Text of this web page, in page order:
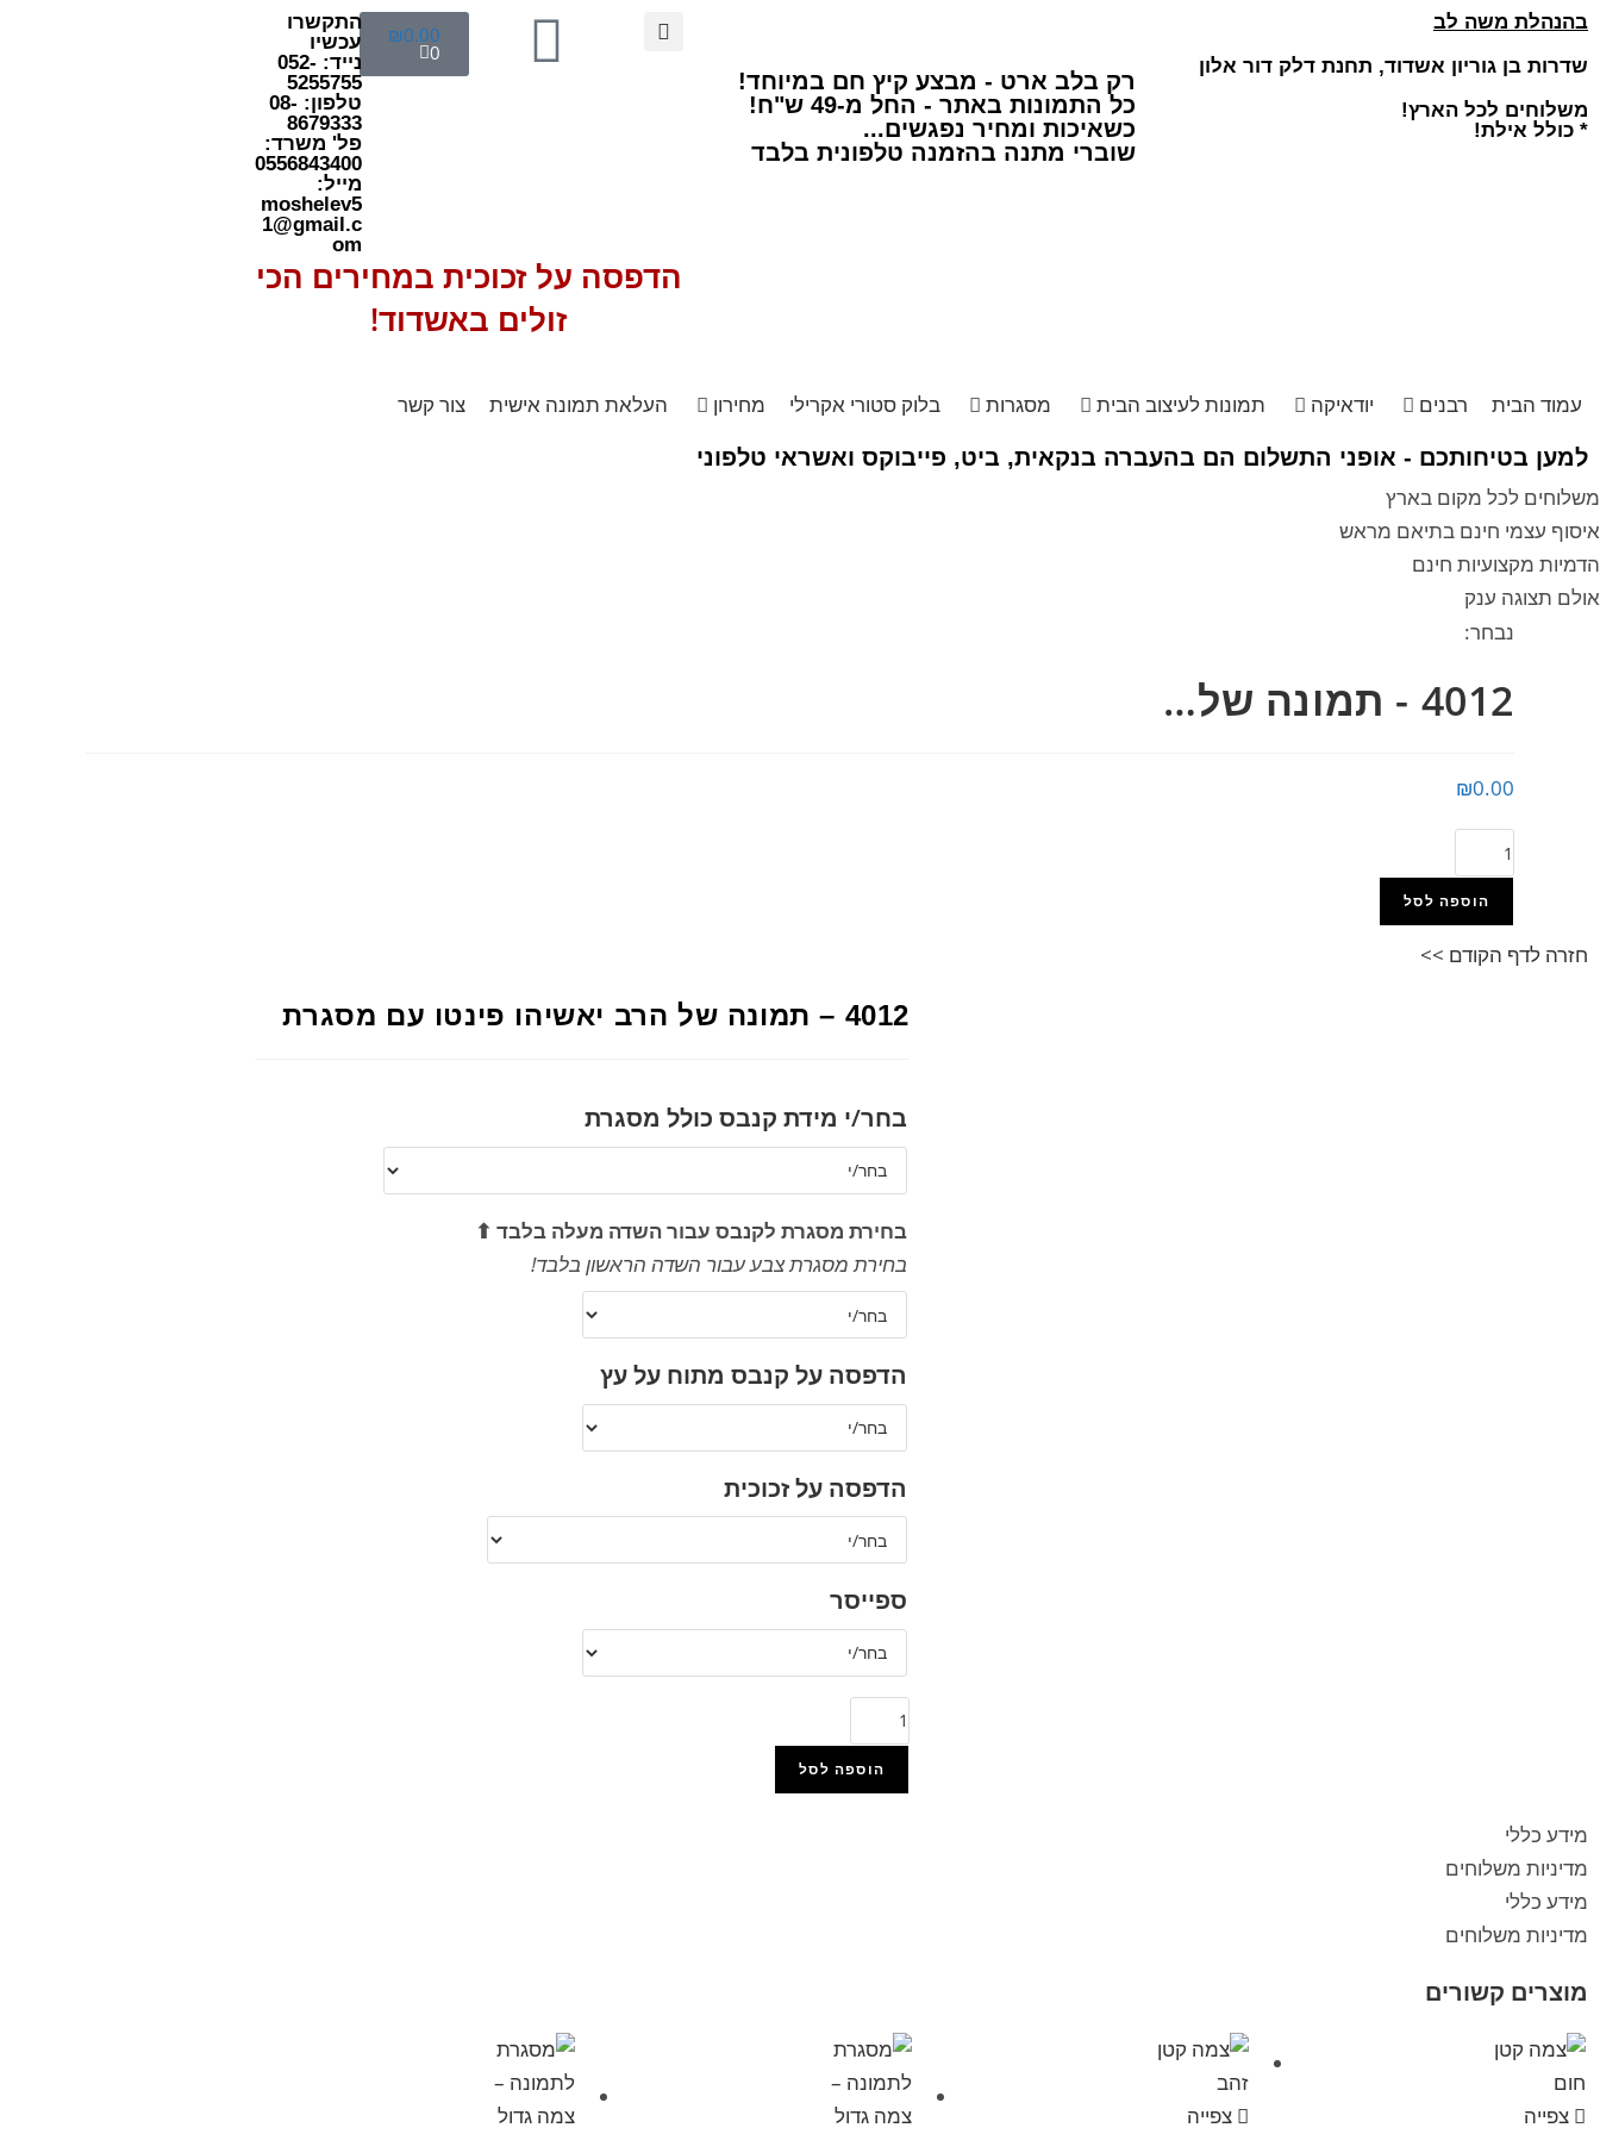
בהנהלת משה לב
שדרות בן גוריון אשדוד, תחנת דלק דור אלון
משלוחים לכל הארץ!
* כולל אילת!
רק בלב ארט - מבצע קיץ חם במיוחד!
כל התמונות באתר - החל מ-49 ש"ח!
כשאיכות ומחיר נפגשים...
שוברי מתנה בהזמנה טלפונית בלבד
₪0.00
0
התקשרו
עכשיו
נייד: 052-
5255755
טלפון: 08-
8679333
פל' משרד:
0556843400
מייל:
moshelev5
1@gmail.c
om
הדפסה על זכוכית במחירים הכי
זולים באשדוד!
עמוד הבית רבנים יודאיקה תמונות לעיצוב הבית מסגרות בלוק סטורי אקרילי מחירון העלאת תמונה אישית צור קשר
למען בטיחותכם - אופני התשלום הם בהעברה בנקאית, ביט, פייבוקס ואשראי טלפוני
משלוחים לכל מקום בארץ
איסוף עצמי חינם בתיאם מראש
הדמיות מקצועיות חינם
אולם תצוגה ענק
נבחר:
4012 - תמונה של…
₪0.00
הוספה לסל
חזרה לדף הקודם >>
4012 – תמונה של הרב יאשיהו פינטו עם מסגרת
בחר/י מידת קנבס כולל מסגרת
בחירת מסגרת לקנבס עבור השדה מעלה בלבד ⬆
בחירת מסגרת צבע עבור השדה הראשון בלבד!
הדפסה על קנבס מתוח על עץ
הדפסה על זכוכית
ספייסר
הוספה לסל
מידע כללי
מדיניות משלוחים
מידע כללי
מדיניות משלוחים
מוצרים קשורים
צפייה
צפייה